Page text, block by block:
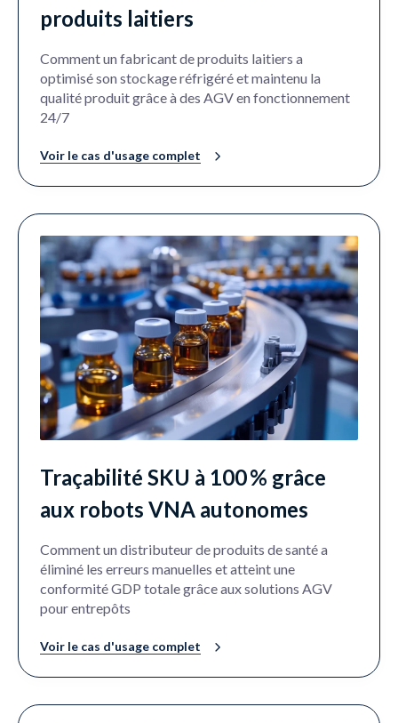
produits laitiers
Comment un fabricant de produits laitiers a
optimisé son stockage réfrigéré et maintenu la
qualité produit grâce à des AGV en fonctionnement
24/7
Voir le cas d'usage complet
Traçabilité SKU à 100 % grâce
aux robots VNA autonomes
Comment un distributeur de produits de santé a
éliminé les erreurs manuelles et atteint une
conformité GDP totale grâce aux solutions AGV
pour entrepôts
Voir le cas d'usage complet